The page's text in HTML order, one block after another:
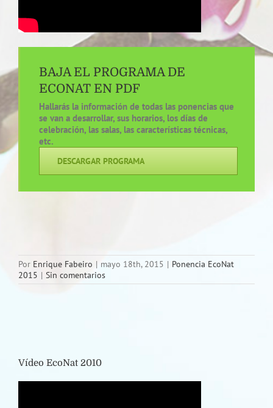
BAJA EL PROGRAMA DE
ECONAT EN PDF
Hallarás la información de todas las ponencias que
se van a desarrollar, sus horarios, los días de
celebración, las salas, las características técnicas,
etc.
DESCARGAR PROGRAMA
Por Enrique Fabeiro | mayo 18th, 2015 | Ponencia EcoNat
2015 | Sin comentarios
Vídeo EcoNat 2010